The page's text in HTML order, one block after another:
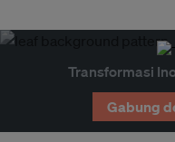
Transformasi
Gabung